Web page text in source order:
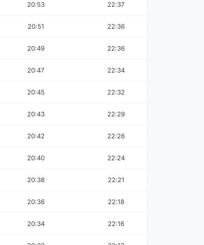
20:53 22:37
20:51 22:36
20:49 22:36
20:47 22:34
20:45 22:32
20:43 22:29
20:42 22:26
20:40 22:24
20:38 22:21
20:36 22:18
20:34 22:16